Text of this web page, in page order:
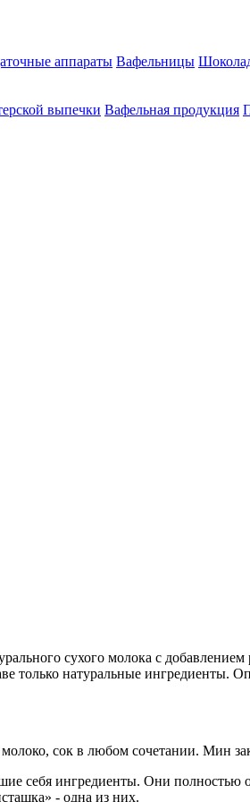
аппараты Вафельницы
выпечки Вафельная продукция
сухого молока с
только натуральные ингредиенты.
сок в любом сочетании. Мин
себя ингредиенты. Они
- одна из них.